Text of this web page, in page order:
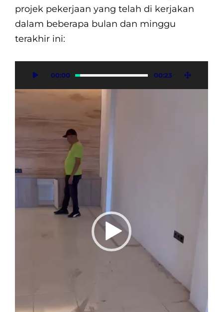
projek pekerjaan yang telah di kerjakan
dalam beberapa bulan dan minggu
terakhir ini:
00:00 00:23